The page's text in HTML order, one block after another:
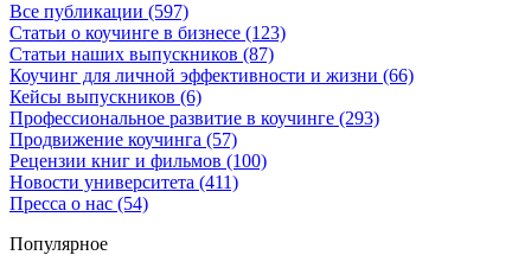
Все публикации (597)
Статьи о коучинге в бизнесе (123)
Статьи наших выпускников (87)
Коучинг для личной эффективности и жизни (66)
Кейсы выпускников (6)
Профессиональное развитие в коучинге (293)
Продвижение коучинга (57)
Рецензии книг и фильмов (100)
Новости университета (411)
Пресса о нас (54)
Популярное